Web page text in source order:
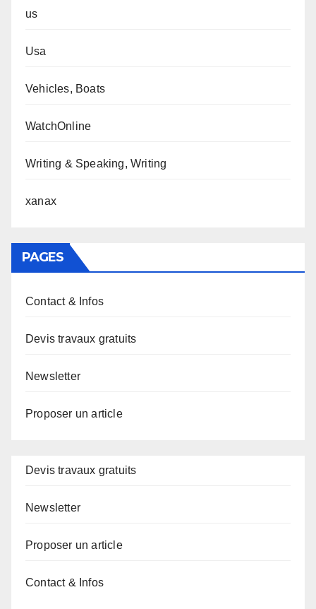
us
Usa
Vehicles, Boats
WatchOnline
Writing & Speaking, Writing
xanax
PAGES
Contact & Infos
Devis travaux gratuits
Newsletter
Proposer un article
Devis travaux gratuits
Newsletter
Proposer un article
Contact & Infos